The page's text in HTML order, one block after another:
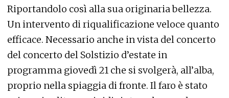
Riportandolo così alla sua originaria bellezza.
Un intervento di riqualificazione veloce quanto
efficace. Necessario anche in vista del concerto
del concerto del Solstizio d’estate in
programma giovedì 21 che si svolgerà, all’alba,
proprio nella spiaggia di fronte. Il faro è stato